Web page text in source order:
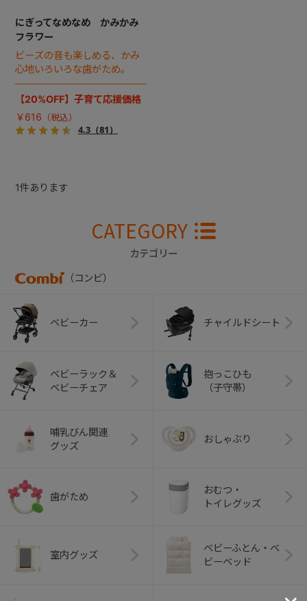
にぎってなめなめ かみかみ
フラワー
ビーズの音も楽しめる、かみ
心地いろいろな歯がため。
【20%OFF】子育て応援価格
￥616
4.3（81）
1件あります
CATEGORY
カテゴリー
（コンビ）
ベビーカー チャイルドシート
ベビーラック＆
ベビーチェア
抱っこひも
（子守帯）
哺乳びん関連
グッズ
おしゃぶり
歯がため
おむつ・
トイレグッズ
室内グッズ
ベビーふとん・ベ
ビーベッド